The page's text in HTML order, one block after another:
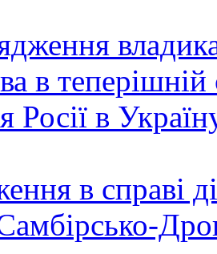
в теперішній
Росії в
в справі